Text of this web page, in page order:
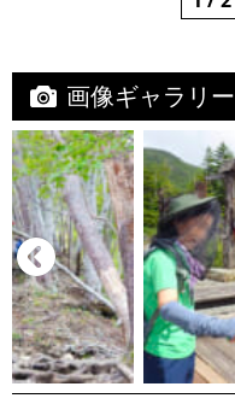
画像ギャラリー